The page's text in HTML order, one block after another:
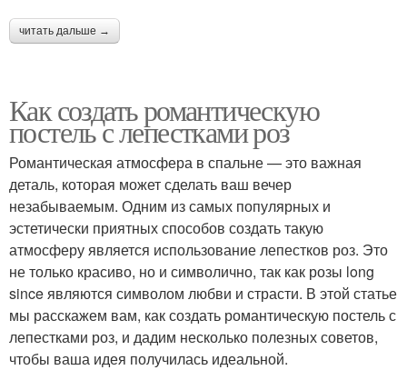
читать дальше →
Как создать романтическую
постель с лепестками роз
Романтическая атмосфера в спальне — это важная
деталь, которая может сделать ваш вечер
незабываемым. Одним из самых популярных и
эстетически приятных способов создать такую
атмосферу является использование лепестков роз. Это
не только красиво, но и символично, так как розы long
since являются символом любви и страсти. В этой статье
мы расскажем вам, как создать романтическую постель с
лепестками роз, и дадим несколько полезных советов,
чтобы ваша идея получилась идеальной.